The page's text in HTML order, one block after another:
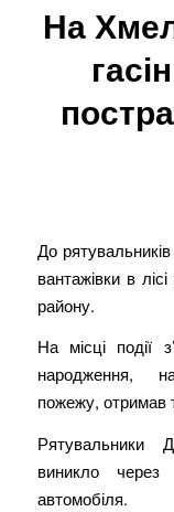
На
До
вантажівки в
району.
На місці події
народження,
пожежу, отримав
Рятувальники
виникло через
автомобіля.